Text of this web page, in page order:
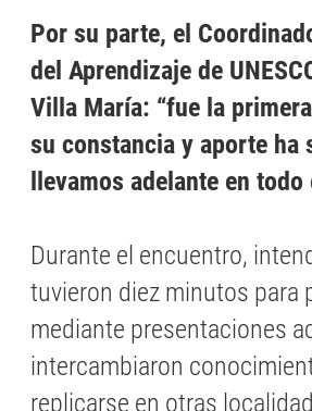
Por su parte, el
del Aprendizaje de
Villa María: “fue la
su constancia y aporte ha
llevamos adelante en
Durante el encuentro,
tuvieron diez minutos para
mediante presentaciones
intercambiaron
replicarse en otras